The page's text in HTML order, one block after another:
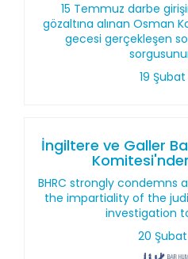
15 Temmuz darbe
gözaltına alınan Osman
gecesi gerçekleşen
19
İngiltere ve Galler
BHRC strongly condemns
the impartiality of the
investigation
20